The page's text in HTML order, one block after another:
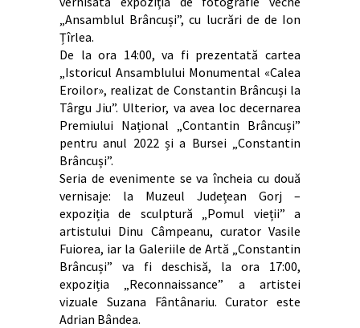
„Ansamblul Brâncuși”, cu lucrări de de Ion
Țîrlea.
De la ora 14:00, va fi prezentată cartea
„Istoricul Ansamblului Monumental «Calea
Eroilor», realizat de Constantin Brâncuși la
Târgu Jiu”. Ulterior, va avea loc decernarea
Premiului Național „Contantin Brâncuși”
pentru anul 2022 și a Bursei „Constantin
Brâncuși”.
Seria de evenimente se va încheia cu două
vernisaje: la Muzeul Județean Gorj –
expoziția de sculptură „Pomul vieții” a
artistului Dinu Câmpeanu, curator Vasile
Fuiorea, iar la Galeriile de Artă „Constantin
Brâncuși” va fi deschisă, la ora 17:00,
expoziția „Reconnaissance” a artistei
vizuale Suzana Fântânariu. Curator este
Adrian Bândea.